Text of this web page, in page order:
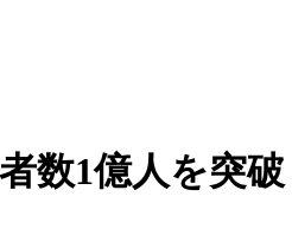
数1億人を突